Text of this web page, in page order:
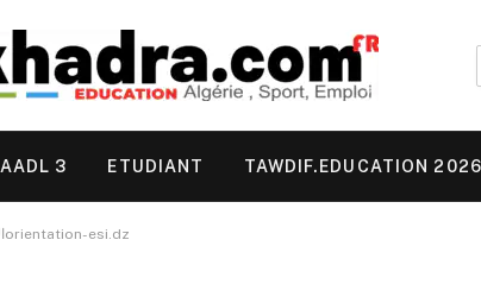
AADL 3 ETUDIANT TAWDIF.EDUCATION 2026
الاطلاع على نتائج التوجيهات الأولية عبر الأرضية الرقمية 2023orientation-esi.dz